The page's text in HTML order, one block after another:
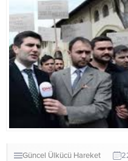
Güncel Ülkücü Hareket